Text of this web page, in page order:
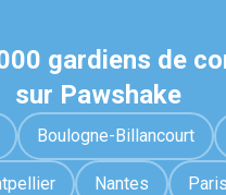
gardiens de
sur Pawshake
Boulogne-Billancourt
Nantes Paris